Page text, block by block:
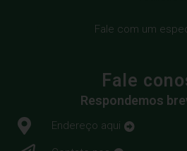
Fale com um
Fale
Respondemos
Endereço aqui